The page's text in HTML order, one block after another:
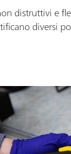
distruttivi e
diversi